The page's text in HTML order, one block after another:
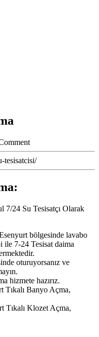
7/24 Su Tesisatçı Olarak
bölgesinde lavabo
ile 7-24 Tesisat daima
oturuyorsanız ve
hizmete hazırız.
Tıkalı Banyo Açma,
Tıkalı Klozet Açma,